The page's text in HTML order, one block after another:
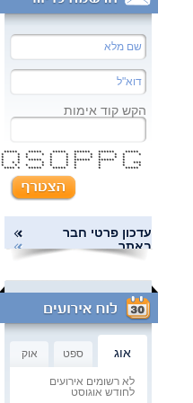
הקש קוד אימות
***** ***** ***** ****** ****** *****
* * * * * * * * * * * *
* * * * * * * * * *
* * ***** * * ****** ****** *
* * * * * * * * * ***
* * * * * * * * * *
**** * ***** ***** * * *****
עדכון פרטי חבר
באתר
אוג ספט אוק
לא רשומים אירועים
לחודש אוגוסט